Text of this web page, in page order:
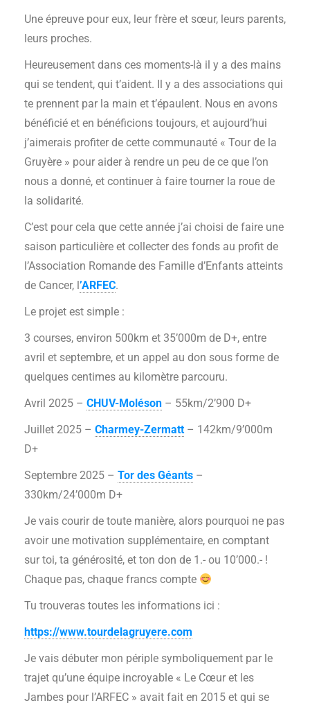
Une épreuve pour eux, leur frère et sœur, leurs parents,
leurs proches.
Heureusement dans ces moments-là il y a des mains
qui se tendent, qui t’aident. Il y a des associations qui
te prennent par la main et t’épaulent. Nous en avons
bénéficié et en bénéficions toujours, et aujourd’hui
j’aimerais profiter de cette communauté « Tour de la
Gruyère » pour aider à rendre un peu de ce que l’on
nous a donné, et continuer à faire tourner la roue de
la solidarité.
C’est pour cela que cette année j’ai choisi de faire une
saison particulière et collecter des fonds au profit de
l’Association Romande des Famille d’Enfants atteints
de Cancer, l’ARFEC.
Le projet est simple :
3 courses, environ 500km et 35’000m de D+, entre
avril et septembre, et un appel au don sous forme de
quelques centimes au kilomètre parcouru.
Avril 2025 – CHUV-Moléson – 55km/2’900 D+
Juillet 2025 – Charmey-Zermatt – 142km/9’000m
D+
Septembre 2025 – Tor des Géants –
330km/24’000m D+
Je vais courir de toute manière, alors pourquoi ne pas
avoir une motivation supplémentaire, en comptant
sur toi, ta générosité, et ton don de 1.- ou 10’000.- !
Chaque pas, chaque francs compte
Tu trouveras toutes les informations ici :
https://www.tourdelagruyere.com
Je vais débuter mon périple symboliquement par le
trajet qu’une équipe incroyable « Le Cœur et les
Jambes pour l’ARFEC » avait fait en 2015 et qui se